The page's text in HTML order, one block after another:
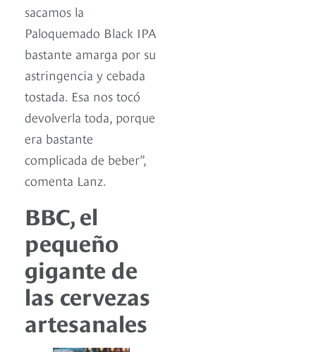
sacamos la
Paloquemado Black IPA
bastante amarga por su
astringencia y cebada
tostada. Esa nos tocó
devolverla toda, porque
era bastante
complicada de beber”,
comenta Lanz.
BBC, el
pequeño
gigante de
las cervezas
artesanales